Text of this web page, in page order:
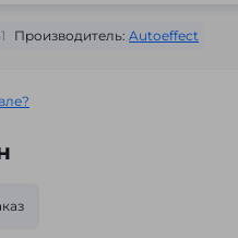
Производитель: Autoeffect